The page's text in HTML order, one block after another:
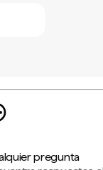
pregunta